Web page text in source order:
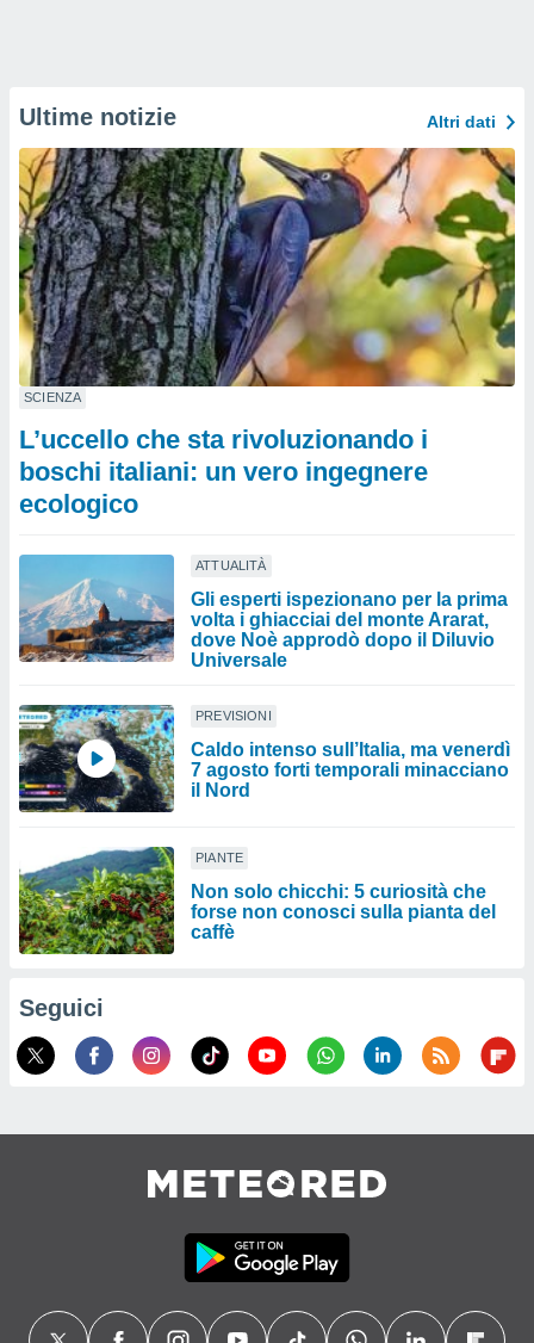
Ultime notizie Altri dati
SCIENZA
L’uccello che sta rivoluzionando i
boschi italiani: un vero ingegnere
ecologico
ATTUALITÀ
Gli esperti ispezionano per la prima
volta i ghiacciai del monte Ararat,
dove Noè approdò dopo il Diluvio
Universale
PREVISIONI
Caldo intenso sull’Italia, ma venerdì
7 agosto forti temporali minacciano
il Nord
PIANTE
Non solo chicchi: 5 curiosità che
forse non conosci sulla pianta del
caffè
Seguici